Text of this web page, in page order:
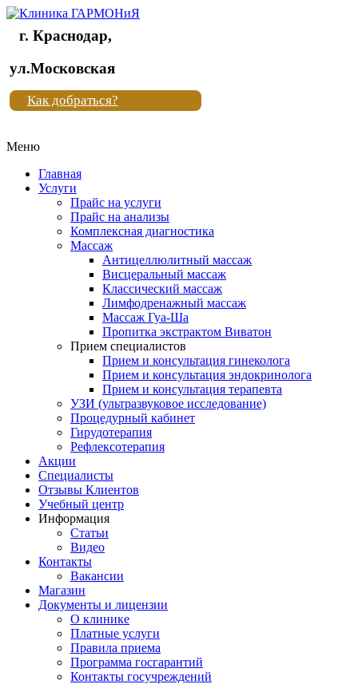
Клиника
"Новая
жизнь"
Клиника
жизнь"
г. Краснодар,
ул.Московская
Как добраться?
Меню
Главная
Услуги
Прайс на услуги
Прайс на анализы
Комплексная диагностика
Массаж
Антицеллюлитный массаж
Висцеральный массаж
Классический массаж
Лимфодренажный массаж
Массаж Гуа-Ша
Пропитка экстрактом Виватон
Прием специалистов
Прием и консультация гинеколога
Прием и консультация эндокринолога
Прием и консультация терапевта
УЗИ (ультразвуковое исследование)
Процедурный кабинет
Гирудотерапия
Рефлексотерапия
Акции
Специалисты
Отзывы Клиентов
Учебный центр
Информация
Статьи
Видео
Контакты
Вакансии
Магазин
Документы и лицензии
О клинике
Платные услуги
Правила приема
Программа госгарантий
Контакты госучреждений